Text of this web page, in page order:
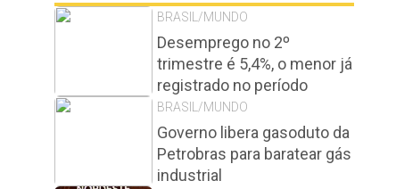
BRASIL/MUNDO
Desemprego no 2º
trimestre é 5,4%, o menor já
registrado no período
BRASIL/MUNDO
Governo libera gasoduto da
Petrobras para baratear gás
industrial